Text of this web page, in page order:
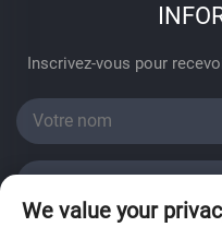
Inscrivez-vous pour
We value your